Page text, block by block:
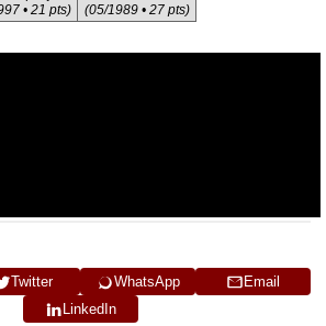
• 21 pts)
(05/1989 • 27 pts)
Twitter WhatsApp
Email
LinkedIn